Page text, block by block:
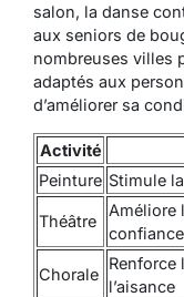
salon, la danse
aux seniors de
nombreuses villes
adaptés aux
d’améliorer sa
Activité
Peinture Stimule
Théâtre
Améliore
confiance
Chorale
Renforce
l’aisance